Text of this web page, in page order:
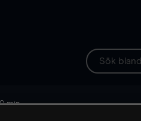
min